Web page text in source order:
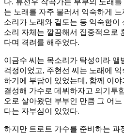
다. 류선우 작곡가는 부부의 노래를
는 노래를 자주 불러서 익숙하게
소리가 노래와 겉도는 등 익숙함이
소리 자체는 깔끔해서 집중적으로
다며 격려를 해주었다.
이금수 씨는 목소리가 탁성이라 앨
걱정이었고, 주현선 씨는 노래에
하기에 부담이 있었는데, 함께 이
결성해 가수로 데뷔하자고 의기투
오로 살아왔던 부부인 만큼 그 어
다는 자부심이 있었다.
하지만 트로트 가수를 준비하는 과